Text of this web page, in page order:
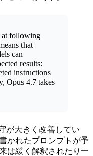
at following
that
can
results:
instructions
Opus 4.7 takes
が大きく改善してい
かれたプロンプトが予
は緩く解釈されたり一